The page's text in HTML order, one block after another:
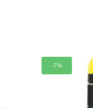
-7%